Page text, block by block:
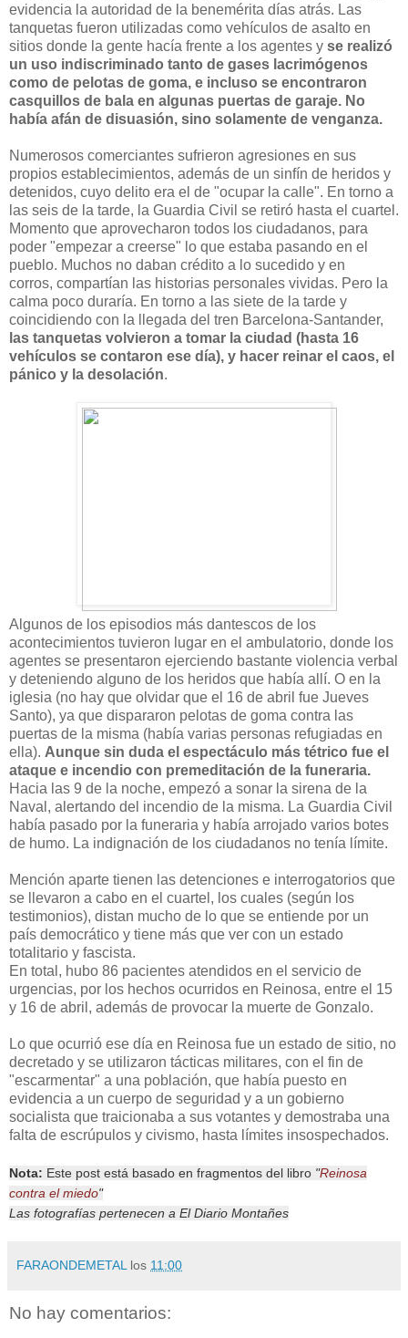
evidencia la autoridad de la benemérita días atrás. Las
tanquetas fueron utilizadas como vehículos de asalto en
sitios donde la gente hacía frente a los agentes y se realizó
un uso indiscriminado tanto de gases lacrimógenos
como de pelotas de goma, e incluso se encontraron
casquillos de bala en algunas puertas de garaje. No
había afán de disuasión, sino solamente de venganza.
Numerosos comerciantes sufrieron agresiones en sus
propios establecimientos, además de un sinfín de heridos y
detenidos, cuyo delito era el de "ocupar la calle". En torno a
las seis de la tarde, la Guardia Civil se retiró hasta el cuartel.
Momento que aprovecharon todos los ciudadanos, para
poder "empezar a creerse" lo que estaba pasando en el
pueblo. Muchos no daban crédito a lo sucedido y en
corros, compartían las historias personales vividas. Pero la
calma poco duraría. En torno a las siete de la tarde y
coincidiendo con la llegada del tren Barcelona-Santander,
las tanquetas volvieron a tomar la ciudad (hasta 16
vehículos se contaron ese día), y hacer reinar el caos, el
pánico y la desolación.
Algunos de los episodios más dantescos de los
acontecimientos tuvieron lugar en el ambulatorio, donde los
agentes se presentaron ejerciendo bastante violencia verbal
y deteniendo alguno de los heridos que había allí. O en la
iglesia (no hay que olvidar que el 16 de abril fue Jueves
Santo), ya que dispararon pelotas de goma contra las
puertas de la misma (había varias personas refugiadas en
ella). Aunque sin duda el espectáculo más tétrico fue el
ataque e incendio con premeditación de la funeraria.
Hacia las 9 de la noche, empezó a sonar la sirena de la
Naval, alertando del incendio de la misma. La Guardia Civil
había pasado por la funeraria y había arrojado varios botes
de humo. La indignación de los ciudadanos no tenía límite.
Mención aparte tienen las detenciones e interrogatorios que
se llevaron a cabo en el cuartel, los cuales (según los
testimonios), distan mucho de lo que se entiende por un
país democrático y tiene más que ver con un estado
totalitario y fascista.
En total, hubo 86 pacientes atendidos en el servicio de
urgencias, por los hechos ocurridos en Reinosa, entre el 15
y 16 de abril, además de provocar la muerte de Gonzalo.
Lo que ocurrió ese día en Reinosa fue un estado de sitio, no
decretado y se utilizaron tácticas militares, con el fin de
"escarmentar" a una población, que había puesto en
evidencia a un cuerpo de seguridad y a un gobierno
socialista que traicionaba a sus votantes y demostraba una
falta de escrúpulos y civismo, hasta límites insospechados.
Nota: Este post está basado en fragmentos del libro "Reinosa
contra el miedo"
Las fotografías pertenecen a El Diario Montañes
FARAONDEMETAL los 11:00
No hay comentarios: